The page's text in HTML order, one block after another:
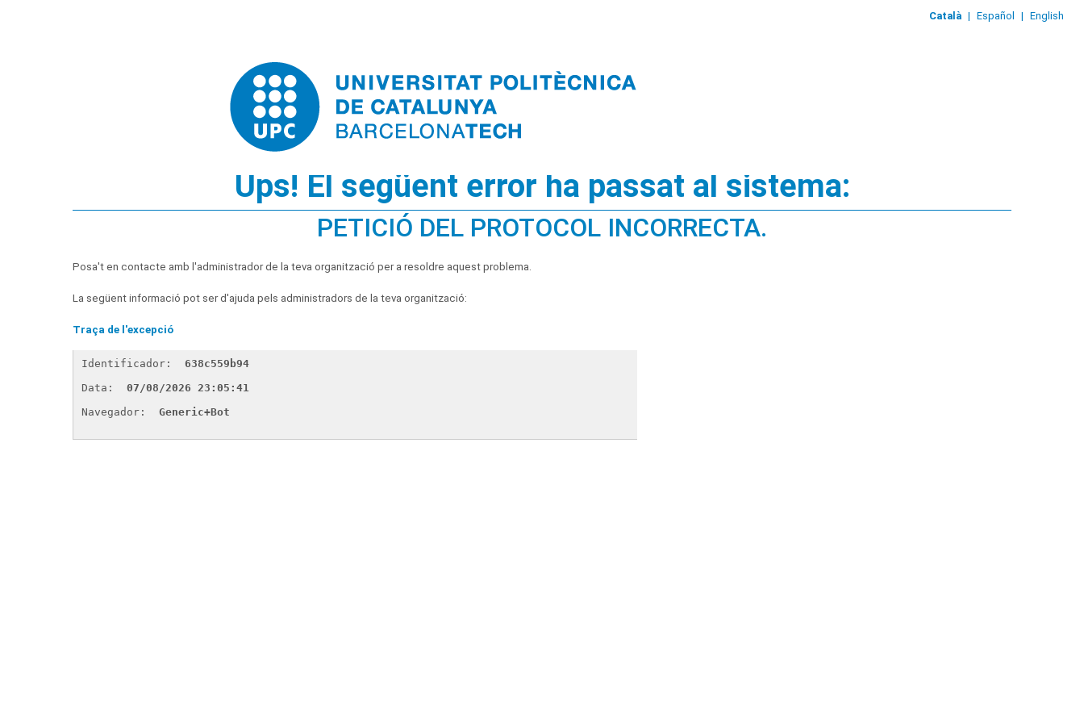
Català | Español | English
Ups! El següent error ha passat al sistema:
PETICIÓ DEL PROTOCOL INCORRECTA.
Posa't en contacte amb l'administrador de la teva organització per a resoldre aquest problema.
La següent informació pot ser d'ajuda pels administradors de la teva organització:
Traça de l'excepció
Identificador:
638c559b94
Data:
07/08/2026 23:05:41
Navegador:
Generic+Bot